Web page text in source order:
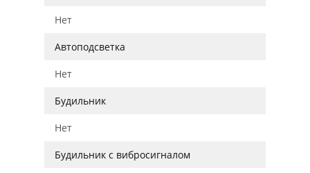
Нет
Автоподсветка
Нет
Будильник
Нет
Будильник с вибросигналом